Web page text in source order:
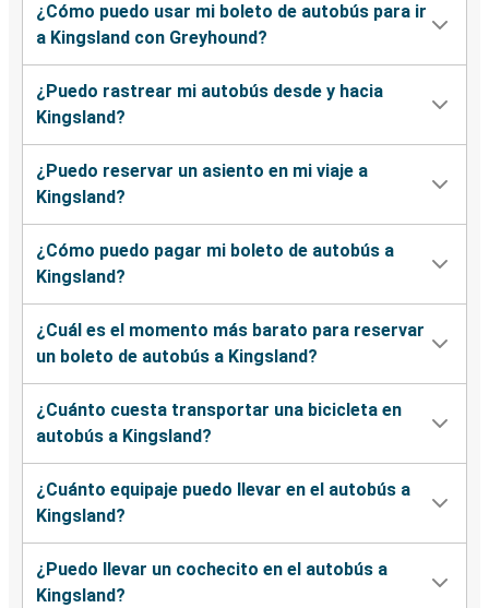
¿Cómo puedo usar mi boleto de autobús para ir
a Kingsland con Greyhound?
¿Puedo rastrear mi autobús desde y hacia
Kingsland?
¿Puedo reservar un asiento en mi viaje a
Kingsland?
¿Cómo puedo pagar mi boleto de autobús a
Kingsland?
¿Cuál es el momento más barato para reservar
un boleto de autobús a Kingsland?
¿Cuánto cuesta transportar una bicicleta en
autobús a Kingsland?
¿Cuánto equipaje puedo llevar en el autobús a
Kingsland?
¿Puedo llevar un cochecito en el autobús a
Kingsland?